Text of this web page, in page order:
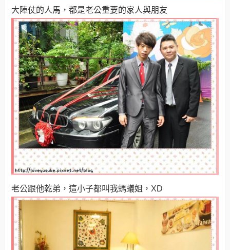
大陣仗的人馬，都是老公重要的家人與朋友
老公跟他乾弟，這小子都叫我螞蟻姐，XD